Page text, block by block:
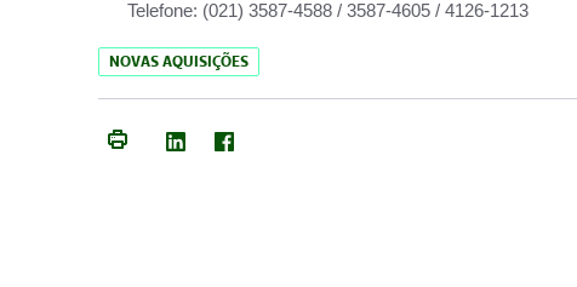
Telefone: (021) 3587-4588 / 3587-4605 / 4126-1213
NOVAS AQUISIÇÕES